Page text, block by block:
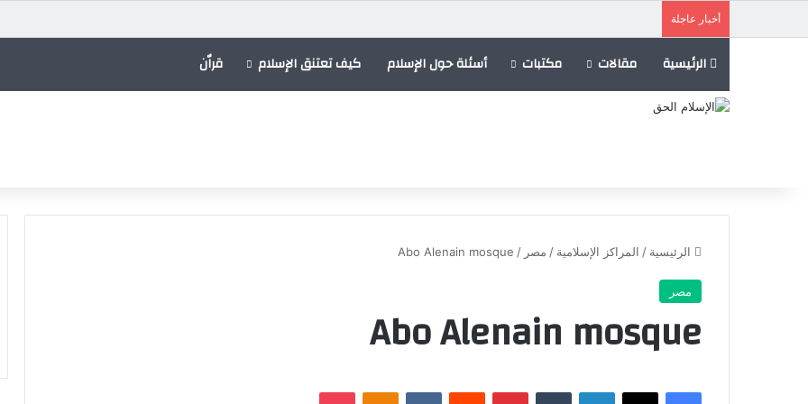
أخبار عاجلة
الرئيسية مقالات مكتبات أسئلة حول الإسلام كيف تعتنق الإسلام قراٌن
الرئيسية / المراكز الإسلامية / مصر /
Abo Alenain mosque
مصر
Abo Alenain mosque
فيسبوك لينكدإن بينتيريست